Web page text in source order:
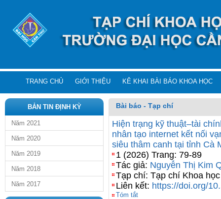
TRANG CHỦ GIỚI THIỆU KÊ KHAI BÀI BÁO KHOA HỌC
BẢN TIN ĐỊNH KỲ
Năm 2021
Năm 2020
Năm 2019
Năm 2018
Năm 2017
Bài báo - Tạp chí
Hiện trạng kỹ thuật–tài
nhân tạo internet kết nối
siêu thâm canh tại tỉnh Cà
1 (2026) Trang: 79-89
Tác giả: Nguyễn Thị Kim
Tạp chí: Tạp chí Khoa
Liên kết: https://doi.org/
Tóm tắt